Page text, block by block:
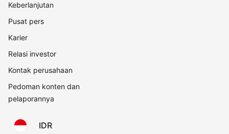
Keberlanjutan
Pusat pers
Karier
Relasi investor
Kontak perusahaan
Pedoman konten dan
pelaporannya
IDR